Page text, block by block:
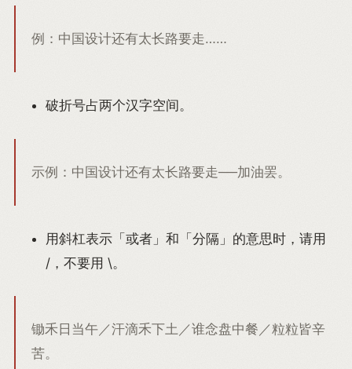
例：中国设计还有太长路要走……
破折号占两个汉字空间。
示例：中国设计还有太长路要走──加油罢。
用斜杠表示「或者」和「分隔」的意思时，请用
/，不要用 \。
锄禾日当午／汗滴禾下土／谁念盘中餐／粒粒皆辛
苦。